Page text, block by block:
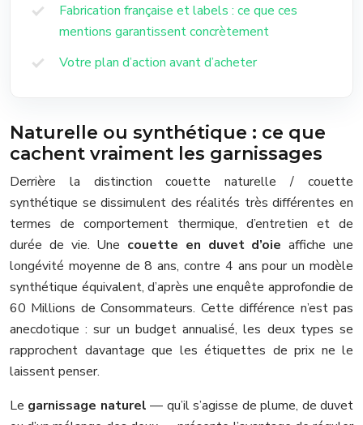
Fabrication française et labels : ce que ces
mentions garantissent concrètement
Votre plan d’action avant d’acheter
Naturelle ou synthétique : ce que
cachent vraiment les garnissages
Derrière la distinction couette naturelle / couette
synthétique se dissimulent des réalités très différentes en
termes de comportement thermique, d’entretien et de
durée de vie. Une couette en duvet d’oie affiche une
longévité moyenne de 8 ans, contre 4 ans pour un modèle
synthétique équivalent, d’après une enquête approfondie de
60 Millions de Consommateurs. Cette différence n’est pas
anecdotique : sur un budget annualisé, les deux types se
rapprochent davantage que les étiquettes de prix ne le
laissent penser.
Le garnissage naturel — qu’il s’agisse de plume, de duvet